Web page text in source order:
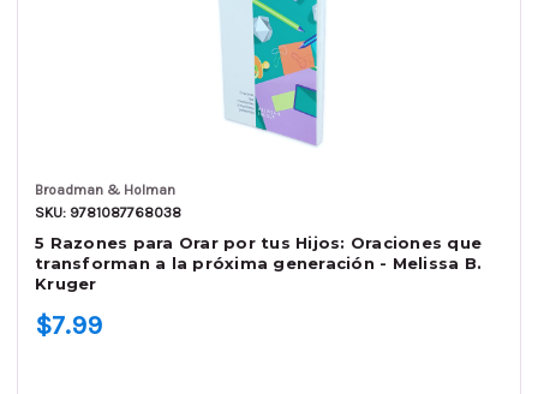
Broadman & Holman
SKU: 9781087768038
5 Razones para Orar por tus Hijos: Oraciones que
transforman a la próxima generación - Melissa B.
Kruger
$7.99